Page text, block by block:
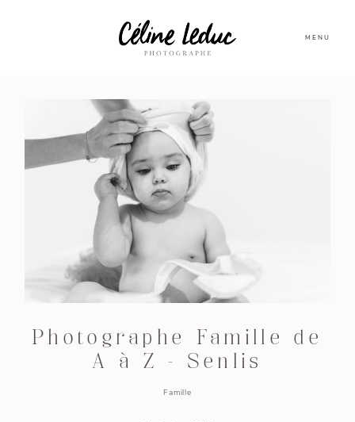
MENU
Photographe Famille de
A à Z – Senlis
Famille